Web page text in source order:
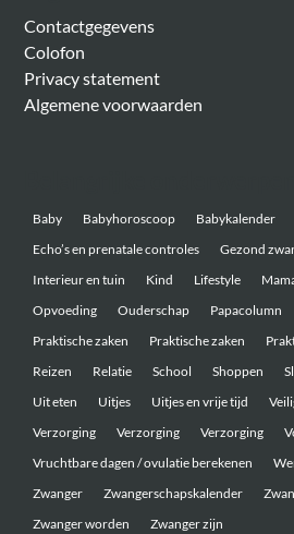
Contactgegevens
Colofon
Privacy statement
Algemene voorwaarden
Baby Babyhoroscoop Babykalender
Echo’s en prenatale controles
Gezond
Interieur en tuin
Kind Lifestyle
Opvoeding
Ouderschap Papacolumn
Praktische zaken
Praktische zaken
Reizen
Relatie School Shoppen
Uit eten
Uitjes Uitjes en vrije tijd
Verzorging
Verzorging Verzorging
Vruchtbare dagen / ovulatie berekenen
Zwanger
Zwangerschapskalender
Zwanger worden
Zwanger zijn